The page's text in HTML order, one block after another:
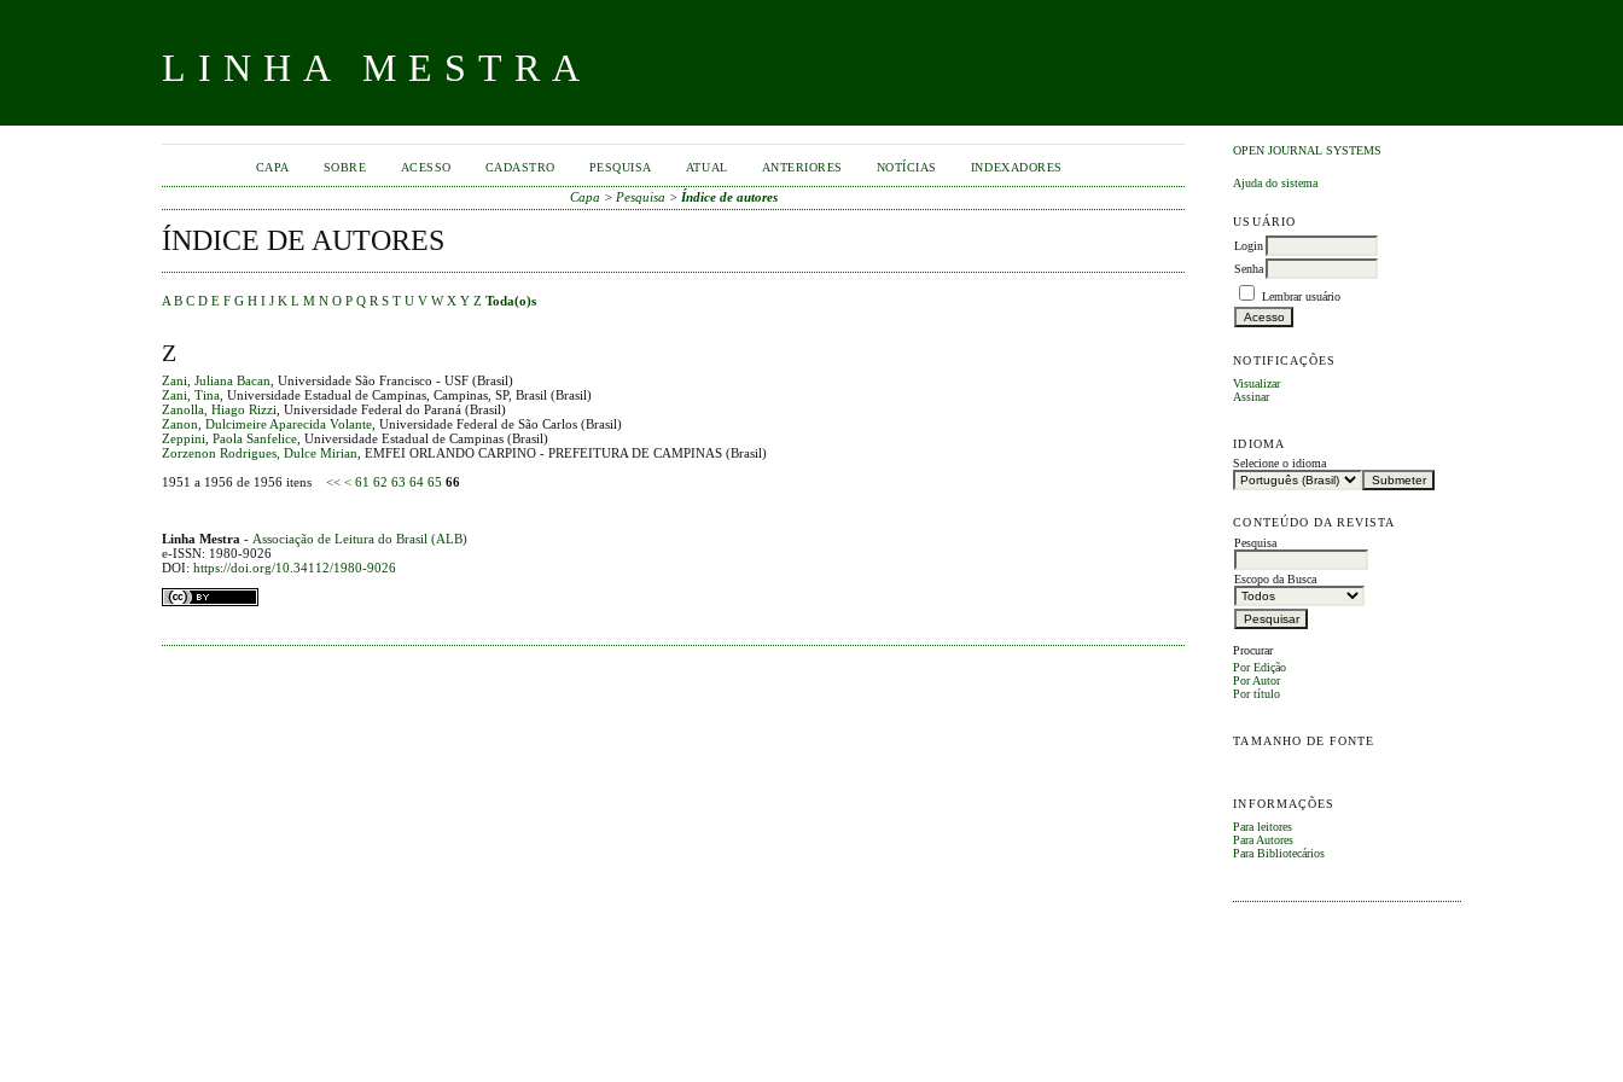
LINHA MESTRA
OPEN JOURNAL SYSTEMS
Ajuda do sistema
USUÁRIO
Login
Senha
Lembrar usuário
NOTIFICAÇÕES
Visualizar
Assinar
IDIOMA
Selecione o idioma
CONTEÚDO DA REVISTA
Pesquisa
Escopo da Busca
Procurar
Por Edição
Por Autor
Por título
TAMANHO DE FONTE
INFORMAÇÕES
Para leitores
Para Autores
Para Bibliotecários
CAPA SOBRE ACESSO CADASTRO PESQUISA ATUAL ANTERIORES NOTÍCIAS INDEXADORES
Capa > Pesquisa > Índice de autores
ÍNDICE DE AUTORES
A B C D E F G H I J K L M N O P Q R S T U V W X Y Z Toda(o)s
Z
Zani, Juliana Bacan , Universidade São Francisco - USF (Brasil)
Zani, Tina , Universidade Estadual de Campinas, Campinas, SP, Brasil (Brasil)
Zanolla, Hiago Rizzi , Universidade Federal do Paraná (Brasil)
Zanon, Dulcimeire Aparecida Volante , Universidade Federal de São Carlos (Brasil)
Zeppini, Paola Sanfelice , Universidade Estadual de Campinas (Brasil)
Zorzenon Rodrigues, Dulce Mirian , EMFEI ORLANDO CARPINO - PREFEITURA DE CAMPINAS (Brasil)
1951 a 1956 de 1956 itens<< < 61 62 63 64 65 66
Linha Mestra- Associação de Leitura do Brasil (ALB)
e-ISSN: 1980-9026
DOI:https://doi.org/10.34112/1980-9026